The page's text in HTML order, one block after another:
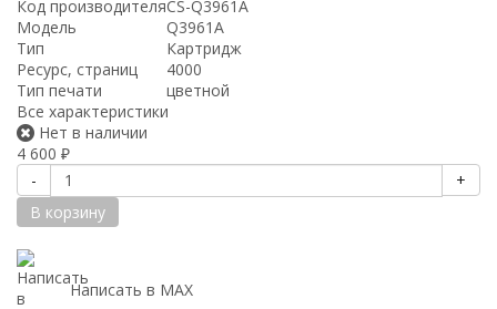
Код производителяCS-Q3961A
Модель
Q3961A
Тип
Картридж
Ресурс, страниц
4000
Тип печати
цветной
Все характеристики
Нет в наличии
4 600 ₽
-
+
В корзину
Написать в MAX